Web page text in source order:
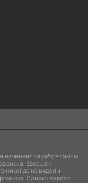
службу в самом
Здесь он
никогда не видел и
Однако вместо